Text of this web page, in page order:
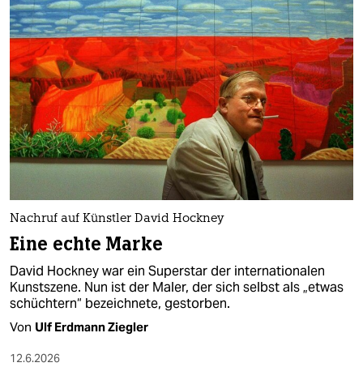
abo
genossenschaft
epaper login
Nachruf auf Künstler David Hockney
Eine echte Marke
David Hockney war ein Superstar der internationalen
Kunstszene. Nun ist der Maler, der sich selbst als „etwas
schüchtern“ bezeichnete, gestorben.
Von Ulf Erdmann Ziegler
12.6.2026